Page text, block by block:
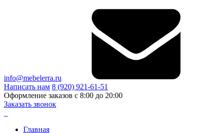
info@mebelerra.ru
Написать нам 8 (920) 921-61-51
Оформление заказов с 8:00 до 20:00
Заказать звонок
Главная